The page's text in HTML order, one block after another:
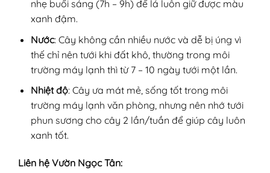
nhẹ buổi sáng (7h – 9h) để lá luôn giữ được màu
xanh đậm.
Nước: Cây không cần nhiều nước và dễ bị úng vì
thế chỉ nên tưới khi đất khô, thường trong môi
trường máy lạnh thì từ 7 – 10 ngày tưới một lần.
Nhiệt độ: Cây ưa mát mẻ, sống tốt trong môi
trường máy lạnh văn phòng, nhưng nên nhớ tưới
phun sương cho cây 2 lần/tuần để giúp cây luôn
xanh tốt.
Liên hệ Vườn Ngọc Tân: